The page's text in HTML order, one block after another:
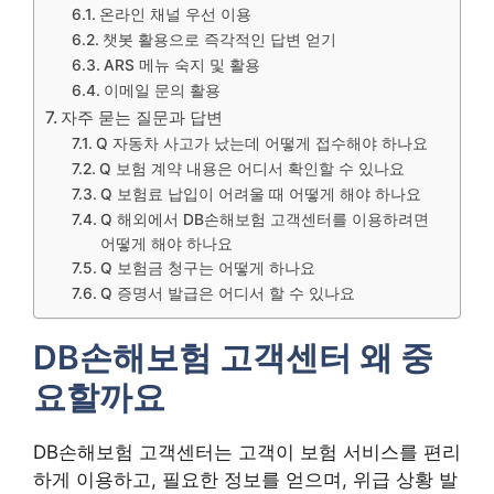
온라인 채널 우선 이용
챗봇 활용으로 즉각적인 답변 얻기
ARS 메뉴 숙지 및 활용
이메일 문의 활용
자주 묻는 질문과 답변
Q 자동차 사고가 났는데 어떻게 접수해야 하나요
Q 보험 계약 내용은 어디서 확인할 수 있나요
Q 보험료 납입이 어려울 때 어떻게 해야 하나요
Q 해외에서 DB손해보험 고객센터를 이용하려면
어떻게 해야 하나요
Q 보험금 청구는 어떻게 하나요
Q 증명서 발급은 어디서 할 수 있나요
DB손해보험 고객센터 왜 중
요할까요
DB손해보험 고객센터는 고객이 보험 서비스를 편리
하게 이용하고, 필요한 정보를 얻으며, 위급 상황 발